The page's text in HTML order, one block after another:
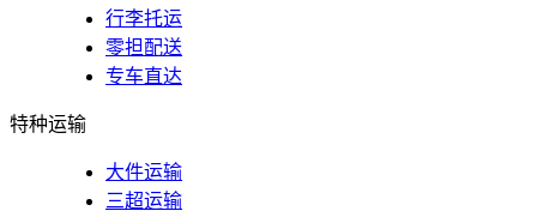
行李托运
零担配送
专车直达
特种运输
大件运输
三超运输